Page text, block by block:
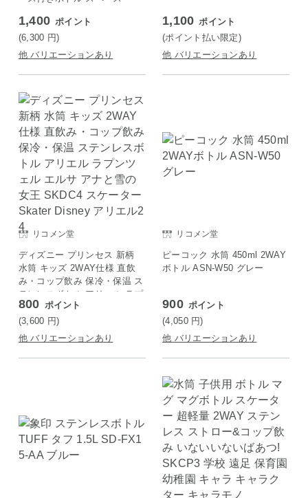
1,400 ポイント
(6,300 円)
他 バリエーションあり
1,100 ポイント
(ポイント払い限定)
他 バリエーションあり
リコメン堂
ディズニー プリンセス 新柄
水筒 キッズ 2WAY仕様 直飲
み・コップ飲み 保冷・保温 ス
テンレスボトル アリエル ラプ
ンツェル エルサ アナと雪の女
王 SKDC4 スケーター Skater
Disney アリエル24
800 ポイント
(3,600 円)
他 バリエーションあり
リコメン堂
ピーコック 水筒 450ml 2WAY
ボトル ASN-W50 グレー
900 ポイント
(4,050 円)
他 バリエーションあり